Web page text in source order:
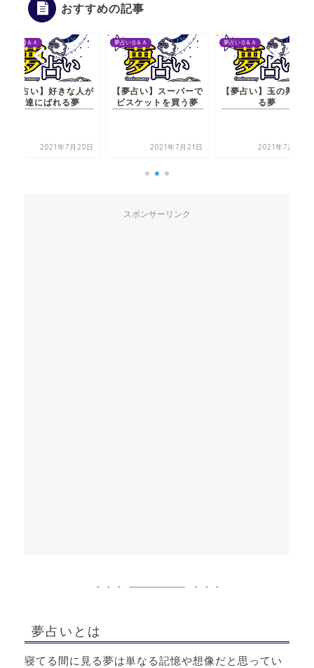
おすすめの記事
夢占いＱ＆Ａ
【夢占い】好きな人が
友達にばれる夢
2021年7月20日
夢占いＱ＆Ａ
【夢占い】スーパーで
ビスケットを買う夢
2021年7月21日
夢占いＱ＆Ａ
【夢占い】玉の輿にな
る夢
2021年7月22日
スポンサーリンク
夢占いとは
寝てる間に見る夢は単なる記憶や想像だと思ってい